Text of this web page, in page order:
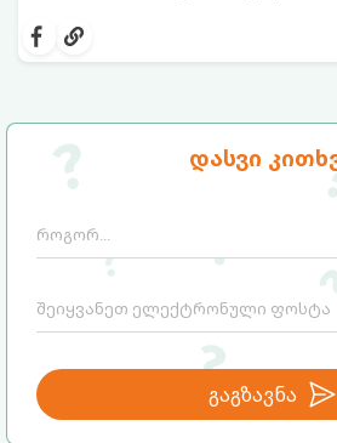
დასვი
გაგზავნა
კანისთვის
თავის მოვლის